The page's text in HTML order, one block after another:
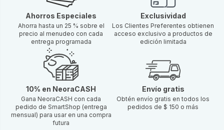
Ahorros Especiales
Ahorra hasta un 25 % sobre el
precio al menudeo con cada
entrega programada
Exclusividad
Los Clientes Preferentes obtienen
acceso exclusivo a productos de
edición limitada
10% en NeoraCASH
Gana NeoraCASH con cada
pedido de SmartShop (entrega
mensual) para usar en una compra
futura
Envío gratis
Obtén envío gratis en todos los
pedidos de $ 150 o más